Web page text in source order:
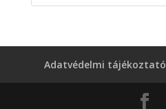
Adatvédelmi tájékoztató